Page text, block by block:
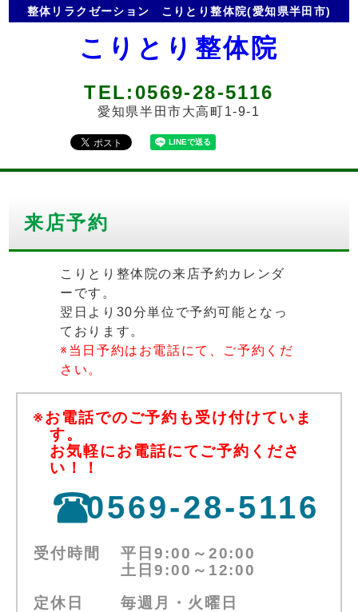
整体リラクゼーション こりとり整体院(愛知県半田市)
こりとり整体院
TEL:0569-28-5116
愛知県半田市大高町1-9-1
来店予約
こりとり整体院の来店予約カレンダ
ーです。
翌日より30分単位で予約可能となっ
ております。
※当日予約はお電話にて、ご予約くだ
さい。
※お電話でのご予約も受け付けていま
す。
お気軽にお電話にてご予約くださ
い！！
0569-28-5116
受付時間
平日9:00～20:00
土日9:00～12:00
定休日
毎週月・火曜日